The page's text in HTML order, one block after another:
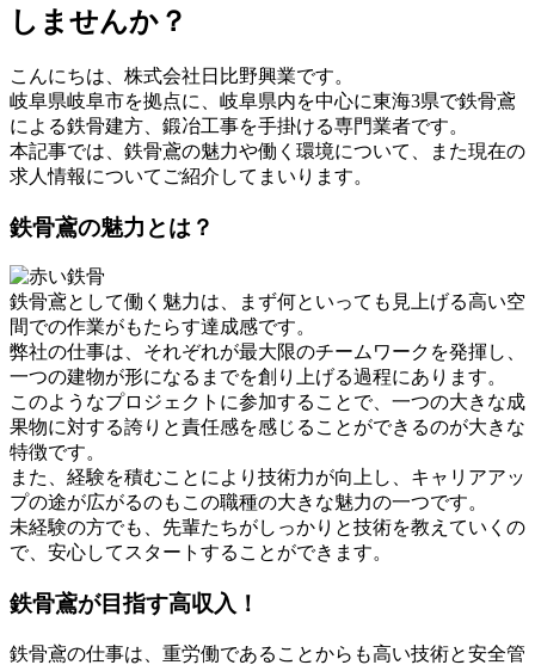
しませんか？
こんにちは、株式会社日比野興業です。
岐阜県岐阜市を拠点に、岐阜県内を中心に東海3県で鉄骨鳶
による鉄骨建方、鍛冶工事を手掛ける専門業者です。
本記事では、鉄骨鳶の魅力や働く環境について、また現在の
求人情報についてご紹介してまいります。
鉄骨鳶の魅力とは？
鉄骨鳶として働く魅力は、まず何といっても見上げる高い空
間での作業がもたらす達成感です。
弊社の仕事は、それぞれが最大限のチームワークを発揮し、
一つの建物が形になるまでを創り上げる過程にあります。
このようなプロジェクトに参加することで、一つの大きな成
果物に対する誇りと責任感を感じることができるのが大きな
特徴です。
また、経験を積むことにより技術力が向上し、キャリアアッ
プの途が広がるのもこの職種の大きな魅力の一つです。
未経験の方でも、先輩たちがしっかりと技術を教えていくの
で、安心してスタートすることができます。
鉄骨鳶が目指す高収入！
鉄骨鳶の仕事は、重労働であることからも高い技術と安全管